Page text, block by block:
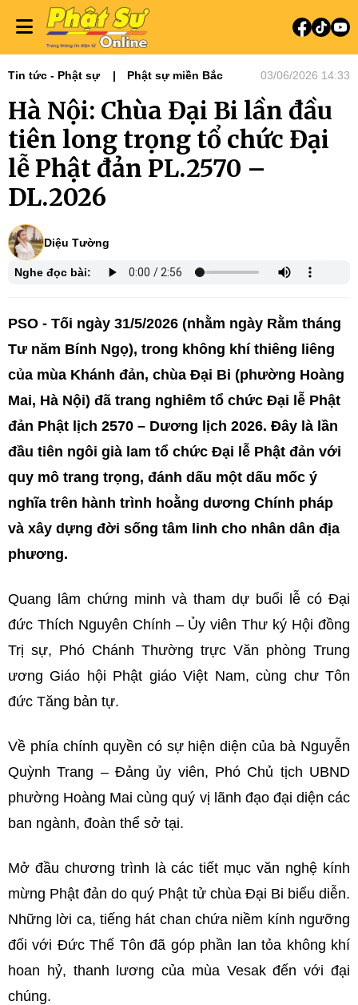
Tin tức - Phật sự Phật sự miền Bắc 03/06/2026 14:33
Hà Nội: Chùa Đại Bi lần đầu
tiên long trọng tổ chức Đại
lễ Phật đản PL.2570 –
DL.2026
Diệu Tường
Nghe đọc bài:
PSO - Tối ngày 31/5/2026 (nhằm ngày Rằm tháng
Tư năm Bính Ngọ), trong không khí thiêng liêng
của mùa Khánh đản, chùa Đại Bi (phường Hoàng
Mai, Hà Nội) đã trang nghiêm tổ chức Đại lễ Phật
đản Phật lịch 2570 – Dương lịch 2026. Đây là lần
đầu tiên ngôi già lam tổ chức Đại lễ Phật đản với
quy mô trang trọng, đánh dấu một dấu mốc ý
nghĩa trên hành trình hoằng dương Chính pháp
và xây dựng đời sống tâm linh cho nhân dân địa
phương.
Quang lâm chứng minh và tham dự buổi lễ có Đại
đức Thích Nguyên Chính – Ủy viên Thư ký Hội đồng
Trị sự, Phó Chánh Thường trực Văn phòng Trung
ương Giáo hội Phật giáo Việt Nam, cùng chư Tôn
đức Tăng bản tự.
Về phía chính quyền có sự hiện diện của bà Nguyễn
Quỳnh Trang – Đảng ủy viên, Phó Chủ tịch UBND
phường Hoàng Mai cùng quý vị lãnh đạo đại diện các
ban ngành, đoàn thể sở tại.
Mở đầu chương trình là các tiết mục văn nghệ kính
mừng Phật đản do quý Phật tử chùa Đại Bi biểu diễn.
Những lời ca, tiếng hát chan chứa niềm kính ngưỡng
đối với Đức Thế Tôn đã góp phần lan tỏa không khí
hoan hỷ, thanh lương của mùa Vesak đến với đại
chúng.